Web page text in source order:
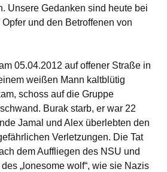
Unsere Gedanken sind heute bei
und den Betroffenen von
05.04.2012 auf offener Straße in
weißen Mann kaltblütig
schoss auf die Gruppe
Burak starb, er war 22
Jamal und Alex überlebten den
Verletzungen. Die Tat
dem Auffliegen des NSU und
„lonesome wolf“, wie sie Nazis